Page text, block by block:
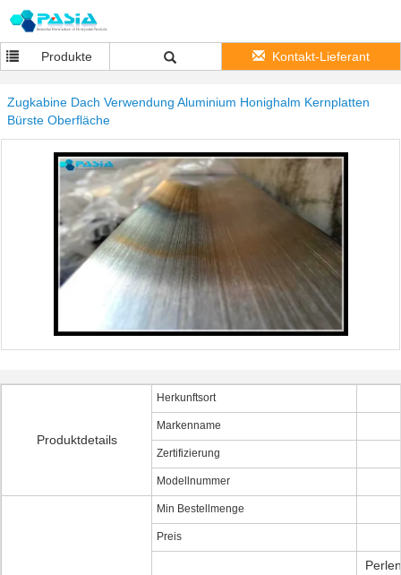
Produkte Kontakt-Lieferant
Zugkabine Dach Verwendung Aluminium Honighalm Kernplatten
Bürste Oberfläche
Produktdetails
Herkunftsort
Markenname
Zertifizierung
Modellnummer
Min Bestellmenge
Preis